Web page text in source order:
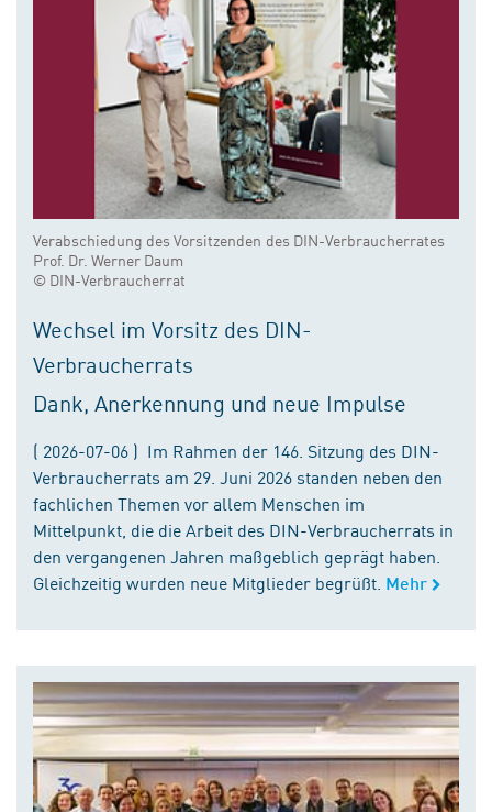
Verabschiedung des Vorsitzenden des DIN-Verbraucherrates
Prof. Dr. Werner Daum
© DIN-Verbraucherrat
Wechsel im Vorsitz des DIN-
Verbraucherrats
Dank, Anerkennung und neue Impulse
( 2026-07-06 ) Im Rahmen der 146. Sitzung des DIN-
Verbraucherrats am 29. Juni 2026 standen neben den
fachlichen Themen vor allem Menschen im
Mittelpunkt, die die Arbeit des DIN-Verbraucherrats in
den vergangenen Jahren maßgeblich geprägt haben.
Gleichzeitig wurden neue Mitglieder begrüßt. Mehr